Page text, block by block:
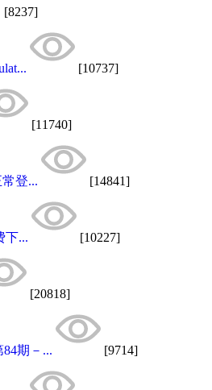
[8237]
[10737]
[11740]
登... [14841]
下... [10227]
[20818]
84期－... [9714]